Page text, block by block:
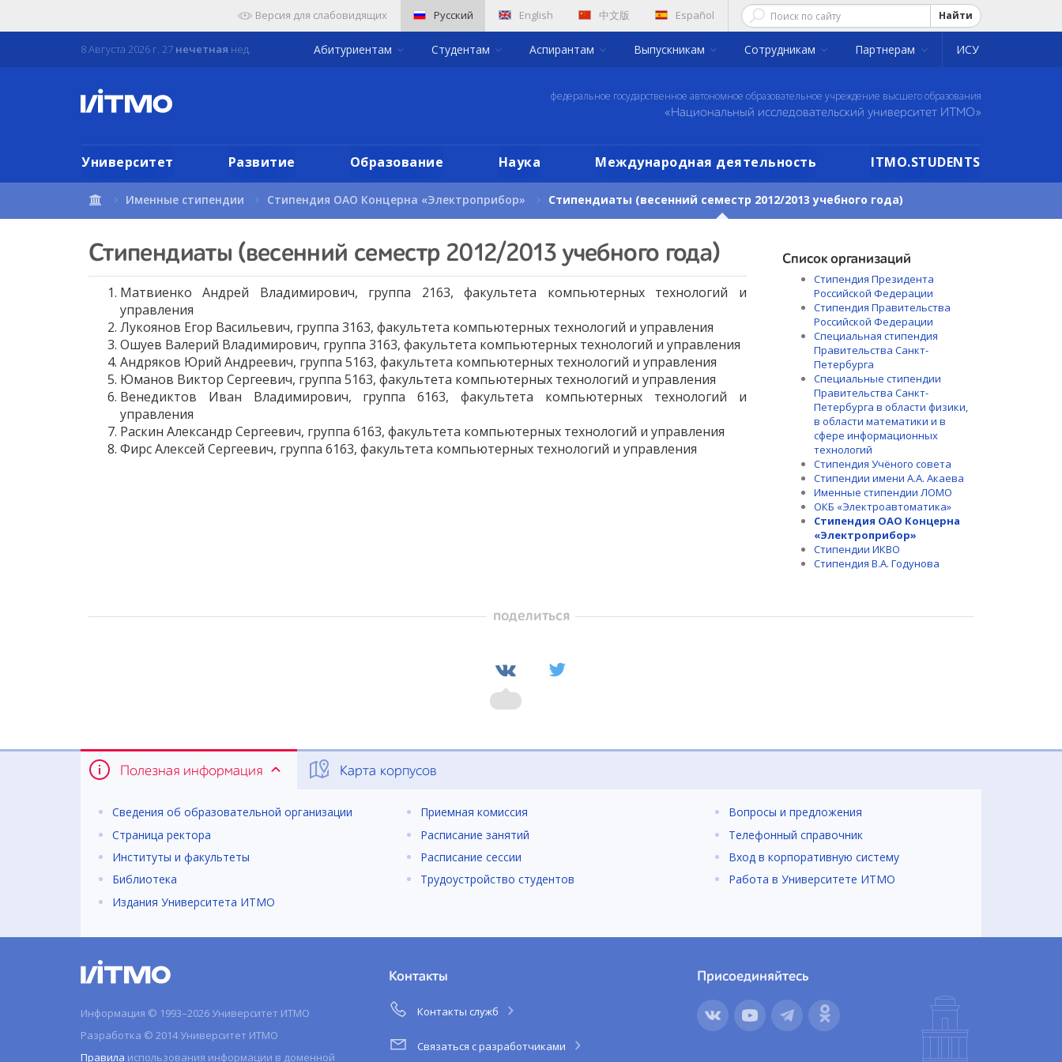
Версия для слабовидящих Русский English 中文版 Español Найти
8 Августа 2026 г. 27 нечетная нед. Абитуриентам Студентам Аспирантам Выпускникам Сотрудникам Партнерам ИСУ
федеральное государственное автономное образовательное учреждение высшего образования
«Национальный исследовательский университет ИТМО»
Университет Развитие Образование Наука Международная деятельность ITMO.STUDENTS
Именные стипендии Стипендия ОАО Концерна «Электроприбор» Стипендиаты (весенний семестр 2012/2013 учебного года)
Стипендиаты (весенний семестр 2012/2013 учебного года)
Матвиенко Андрей Владимирович, группа 2163, факультета компьютерных технологий и
управления
Лукоянов Егор Васильевич, группа 3163, факультета компьютерных технологий и управления
Ошуев Валерий Владимирович, группа 3163, факультета компьютерных технологий и управления
Андряков Юрий Андреевич, группа 5163, факультета компьютерных технологий и управления
Юманов Виктор Сергеевич, группа 5163, факультета компьютерных технологий и управления
Венедиктов Иван Владимирович, группа 6163, факультета компьютерных технологий и
управления
Раскин Александр Сергеевич, группа 6163, факультета компьютерных технологий и управления
Фирс Алексей Сергеевич, группа 6163, факультета компьютерных технологий и управления
Список организаций
Стипендия Президента
Российской Федерации
Стипендия Правительства
Российской Федерации
Специальная стипендия
Правительства Санкт-
Петербурга
Специальные стипендии
Правительства Санкт-
Петербурга в области физики,
в области математики и в
сфере информационных
технологий
Стипендия Учёного совета
Стипендии имени А.А. Акаева
Именные стипендии ЛОМО
ОКБ «Электроавтоматика»
Стипендия ОАО Концерна
«Электроприбор»
Стипендии ИКВО
Стипендия В.А. Годунова
поделиться
Полезная информация Карта корпусов
Сведения об образовательной организации
Страница ректора
Институты и факультеты
Библиотека
Издания Университета ИТМО
Приемная комиссия
Расписание занятий
Расписание сессии
Трудоустройство студентов
Вопросы и предложения
Телефонный справочник
Вход в корпоративную систему
Работа в Университете ИТМО
Информация © 1993–2026 Университет ИТМО
Разработка © 2014 Университет ИТМО
Правила использования информации в доменной
Контакты
Контакты служб
Связаться с разработчиками
Присоединяйтесь